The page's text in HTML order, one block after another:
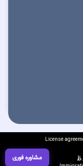
License
مشاوره فوری